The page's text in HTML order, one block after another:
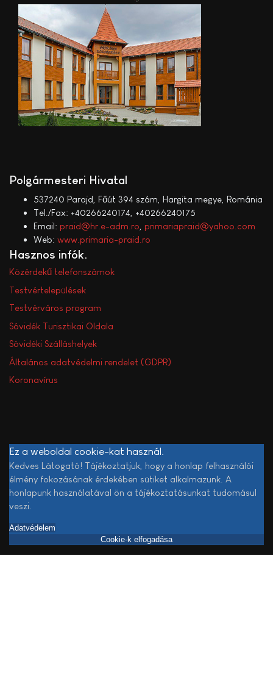
Polgármesteri Hivatal
537240 Parajd, Főút 394 szám, Hargita megye, Románia
Tel./Fax: +40266240174, +40266240175
Email: praid@hr.e-adm.ro primariapraid@yahoo.com
Web: www.primaria-praid.ro
Hasznos infók
Közérdekű telefonszámok
Testvértelepülések
Testvérváros program
Sóvidék Turisztikai Oldala
Sóvidéki Szálláshelyek
Általános adatvédelmi rendelet (GDPR)
Koronavírus
Ez a weboldal cookie-kat használ.
Kedves Látogató! Tájékoztatjuk, hogy a honlap felhasználói
élmény fokozásának érdekében sütiket alkalmazunk. A
honlapunk használatával ön a tájékoztatásunkat tudomásul
veszi.
Adatvédelem
Cookie-k elfogadása